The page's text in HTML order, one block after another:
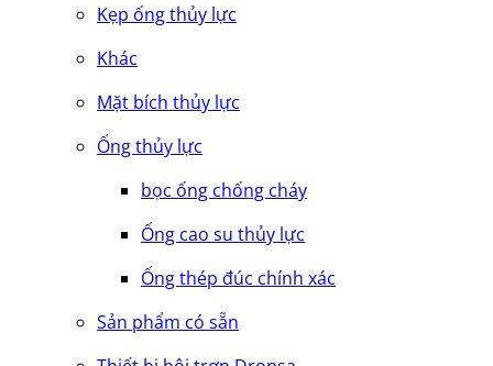
Kẹp ống thủy lực
Khác
Mặt bích thủy lực
Ống thủy lực
bọc ống chống cháy
Ống cao su thủy lực
Ống thép đúc chính xác
Sản phẩm có sẵn